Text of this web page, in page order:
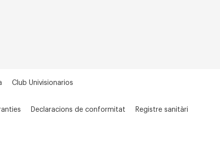
Club Univisionarios
Declaracions de conformitat Registre sanitàri